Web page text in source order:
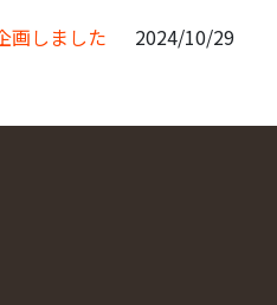
画しました
2024/10/29